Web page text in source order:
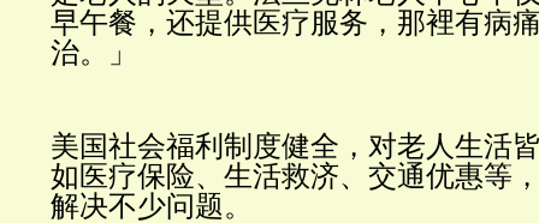
早午餐，还提供医疗服务，那裡有病
治。」
美国社会福利制度健全，对老人生活
如医疗保险、生活救济、交通优惠等
解决不少问题。